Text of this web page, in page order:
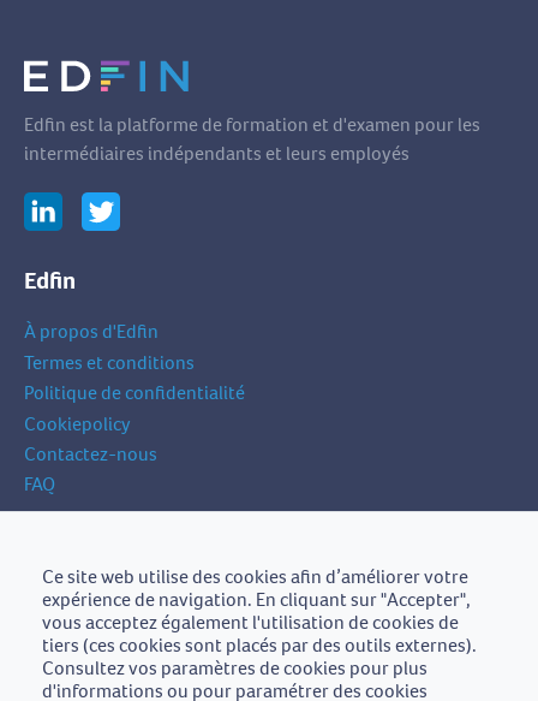
Edfin est la platforme de formation et d'examen pour les
intermédiaires indépendants et leurs employés
Edfin
À propos d'Edfin
Termes et conditions
Politique de confidentialité
Cookiepolicy
Contactez-nous
FAQ
votre
adresse
mail
Inscrivez-vous
Ce site web utilise des cookies afin d’améliorer votre
expérience de navigation. En cliquant sur "Accepter",
vous acceptez également l'utilisation de cookies de
tiers (ces cookies sont placés par des outils externes).
Consultez vos paramètres de cookies pour plus
d'informations ou pour paramétrer des cookies